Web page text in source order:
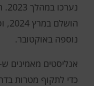
נוספה באוקטובר.
כדי לתקוף מטרות